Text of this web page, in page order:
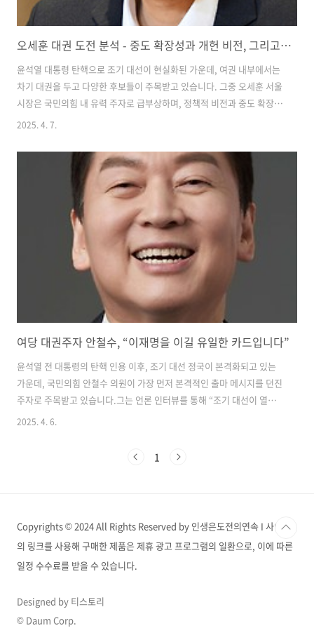
오세훈 대권 도전 분석 - 중도 확장성과 개헌 비전, 그리고 논란까지
윤석열 대통령 탄핵으로 조기 대선이 현실화된 가운데, 여권 내부에서는
차기 대권을 두고 다양한 후보들이 주목받고 있습니다. 그중 오세훈 서울
시장은 국민의힘 내 유력 주자로 급부상하며, 정책적 비전과 중도 확장
전략을 통해 본선 경쟁력을 강화하고 있습니다.이번 포스팅에서는 오세
영향까지 통합적으로 정리해봅니다. 오세훈 서울시장 프로필 및 정치 경
력출생: 1961년 1월 4일, 서울특별시학력: 대일고등학교 졸업, 고려대학
교 법학과 학사, 고려대학교 대학원 법학석사경력 요약:2000년 제16대
국회의원(비례대표, 한나라당)2006년 제33대 서울특별시장(초선)2010
년 제34대 서울특별시장(재선)2021년 제38대 서울특별시장 재보궐선..
2025. 4. 7.
여당 대권주자 안철수, “이재명을 이길 유일한 카드입니다”
윤석열 전 대통령의 탄핵 인용 이후, 조기 대선 정국이 본격화되고 있는
가운데, 국민의힘 안철수 의원이 가장 먼저 본격적인 출마 메시지를 던진
주자로 주목받고 있습니다.그는 언론 인터뷰를 통해 “조기 대선이 열린
다면, 이재명 대표를 이길 수 있는 유일한 후보는 나”라고 강조하며, 본인
경력출생: 1962년 2월 26일, 부산광역시 출생학력: 서울대학교 의과대
2025. 4. 6.
1
Copyrights © 2024 All Rights Reserved by 인생은도전의연속 I 사이트
의 링크를 사용해 구매한 제품은 제휴 광고 프로그램의 일환으로, 이에 따른
일정 수수료를 받을 수 있습니다.
Designed by 티스토리
© Daum Corp.